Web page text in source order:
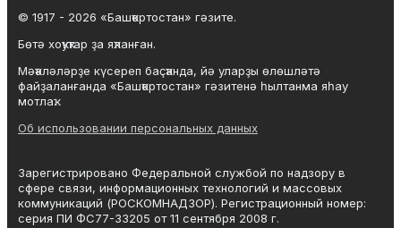
© 1917 - 2026 «Башҡортостан» гәзите.
Бөтә хоҡуҡтар ҙа яҡланған.
Мәҡәләләрҙе күсереп баҫҡанда, йә уларҙы өлөшләтә
файҙаланғанда «Башҡортостан» гәзитенә һылтанма яһау
мотлаҡ.
Об использовании персональных данных
Зарегистрировано Федеральной службой по надзору в
сфере связи, информационных технологий и массовых
коммуникаций (РОСКОМНАДЗОР). Регистрационный номер:
серия ПИ ФС77-33205 от 11 сентября 2008 г.